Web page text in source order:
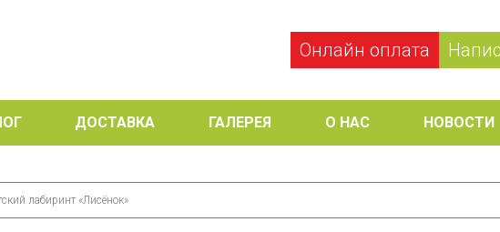
Онлайн оплата
ДОСТАВКА ГАЛЕРЕЯ О НАС НОВОСТИ
лабиринт «Лисёнок»